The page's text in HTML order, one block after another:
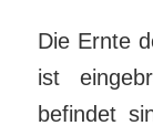
Die Ernte
ist
befindet